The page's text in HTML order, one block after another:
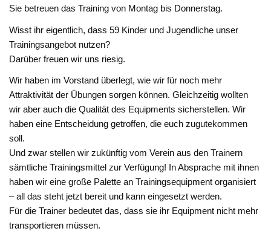
Sie betreuen das Training von Montag bis Donnerstag.
Wisst ihr eigentlich, dass 59 Kinder und Jugendliche unser
Trainingsangebot nutzen?
Darüber freuen wir uns riesig.
Wir haben im Vorstand überlegt, wie wir für noch mehr
Attraktivität der Übungen sorgen können. Gleichzeitig wollten
wir aber auch die Qualität des Equipments sicherstellen. Wir
haben eine Entscheidung getroffen, die euch zugutekommen
soll.
Und zwar stellen wir zukünftig vom Verein aus den Trainern
sämtliche Trainingsmittel zur Verfügung! In Absprache mit ihnen
haben wir eine große Palette an Trainingsequipment organisiert
– all das steht jetzt bereit und kann eingesetzt werden.
Für die Trainer bedeutet das, dass sie ihr Equipment nicht mehr
transportieren müssen.